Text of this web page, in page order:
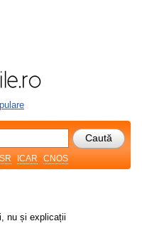
ISR ICAR CNOS
nu și explicații